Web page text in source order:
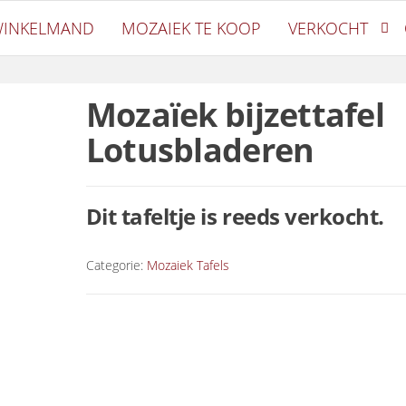
MOZAIEK TE KOOP VERKOCHT
Mozaïek bijzettafel
Lotusbladeren
Dit tafeltje is reeds verkocht.
Categorie: Mozaiek Tafels